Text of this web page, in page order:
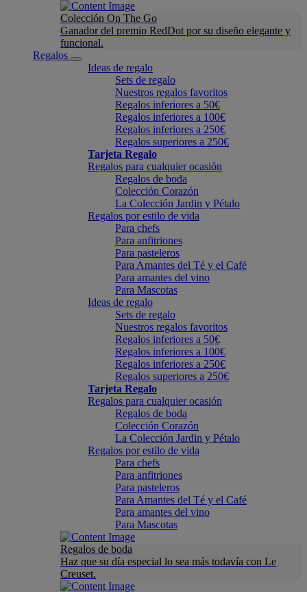
Colección On The Go
Ganador del premio RedDot por su diseño elegante y
funcional.
Regalos
Ideas de regalo
Sets de regalo
Nuestros regalos favoritos
Regalos inferiores a 50€
Regalos inferiores a 100€
Regalos inferiores a 250€
Regalos superiores a 250€
Tarjeta Regalo
Regalos para cualquier ocasión
Regalos de boda
Colección Corazón
La Colección Jardin y Pétalo
Regalos por estilo de vida
Para chefs
Para anfitriones
Para pasteleros
Para Amantes del Té y el Café
Para amantes del vino
Para Mascotas
Ideas de regalo
Sets de regalo
Nuestros regalos favoritos
Regalos inferiores a 50€
Regalos inferiores a 100€
Regalos inferiores a 250€
Regalos superiores a 250€
Tarjeta Regalo
Regalos para cualquier ocasión
Regalos de boda
Colección Corazón
La Colección Jardin y Pétalo
Regalos por estilo de vida
Para chefs
Para anfitriones
Para pasteleros
Para Amantes del Té y el Café
Para amantes del vino
Para Mascotas
Regalos de boda
Haz que su día especial lo sea más todavía con Le
Creuset.